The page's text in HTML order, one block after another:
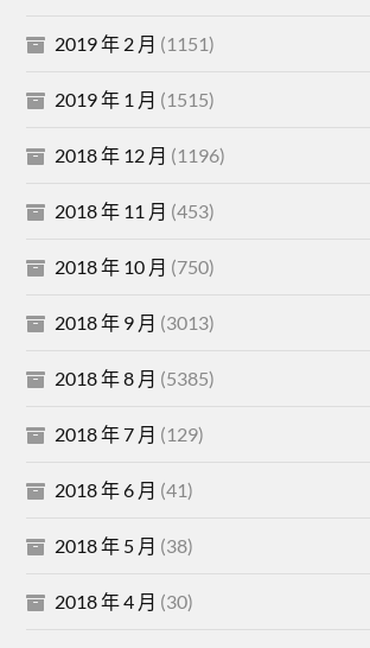
2019 年 2 月 (1151)
2019 年 1 月 (1515)
2018 年 12 月 (1196)
2018 年 11 月 (453)
2018 年 10 月 (750)
2018 年 9 月 (3013)
2018 年 8 月 (5385)
2018 年 7 月 (129)
2018 年 6 月 (41)
2018 年 5 月 (38)
2018 年 4 月 (30)